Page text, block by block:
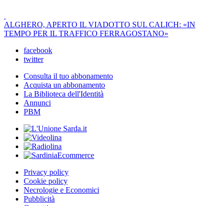
ALGHERO, APERTO IL VIADOTTO SUL CALICH: «IN
TEMPO PER IL TRAFFICO FERRAGOSTANO»
facebook
twitter
Consulta il tuo abbonamento
Acquista un abbonamento
La Biblioteca dell'Identità
Annunci
PBM
Privacy policy
Cookie policy
Necrologie e Economici
Pubblicità